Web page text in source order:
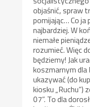
objaśnić, spraw
pomijając… Co ja
najbardziej. W
niemałe
rozumieć. Więc
będziemy! Jak
koszmarnym dla
ukazywać (do
kiosku „Ruchu”)
07”. To dla